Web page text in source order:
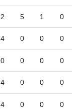
2 5 1 0
4 0 0 0
0 0 0 0
4 0 0 0
4 0 0 0